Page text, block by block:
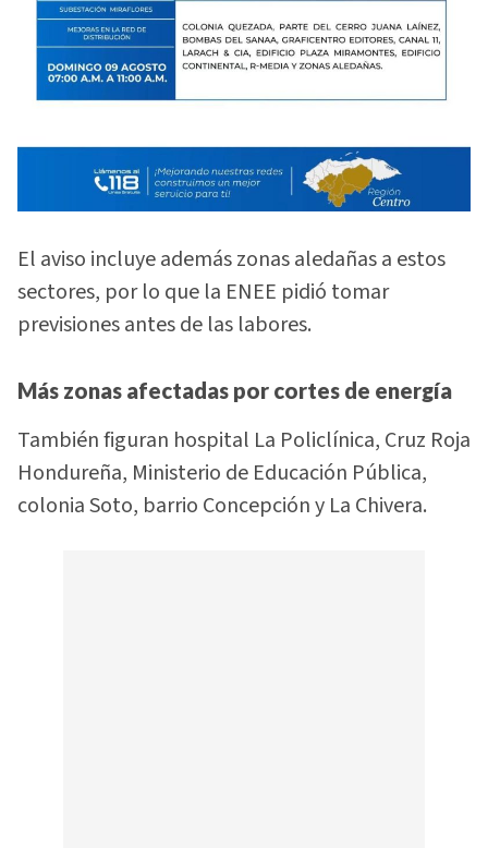
El aviso incluye además zonas aledañas a estos
sectores, por lo que la ENEE pidió tomar
previsiones antes de las labores.
Más zonas afectadas por cortes de energía
También figuran hospital La Policlínica, Cruz Roja
Hondureña, Ministerio de Educación Pública,
colonia Soto, barrio Concepción y La Chivera.